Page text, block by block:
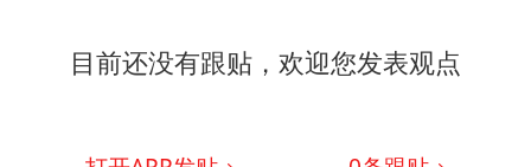
目前还没有跟贴，欢迎您发表观点